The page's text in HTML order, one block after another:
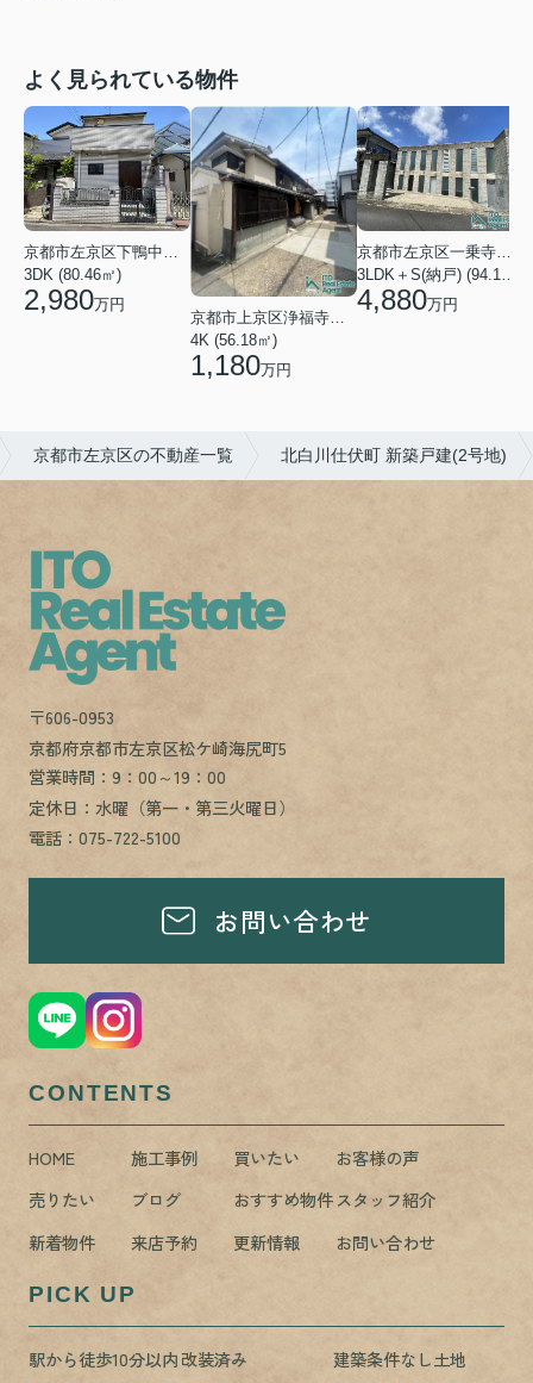
よく見られている物件
3DK (80.46㎡)
2,980万円
京都市上京区浄福寺通一条下る東西俵屋町
4K (56.18㎡)
1,180万円
4,880万円
京都市左京区の不動産一覧 北白川仕伏町 新築戸建(2号地)
〒606-0953
京都府京都市左京区松ケ崎海尻町5
営業時間：9：00～19：00
定休日：水曜（第一・第三火曜日）
電話：075-722-5100
お問い合わせ
CONTENTS
HOME 施工事例 買いたい
お客様の声
売りたい
ブログ おすすめ物件スタッフ紹介
新着物件
来店予約 更新情報 お問い合わせ
PICK UP
駅から徒歩10分以内改装済み 建築条件なし土地